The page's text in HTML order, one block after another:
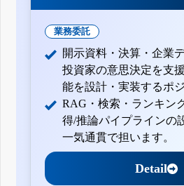
業務委託
開示資料・決算・企業
投資家の意思決定を支
能を設計・実装するポ
RAG・検索・ランキン
得/推論パイプラインの
一気通貫で担います。
Detail